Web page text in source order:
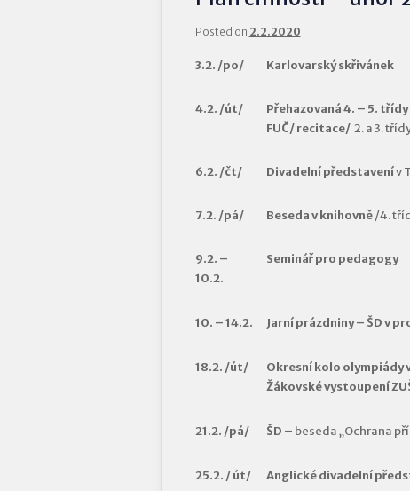
Posted on 2.2.2020
3.2. /po/ Karlovarský skřivánek
4.2. /út/ Přehazovaná 4. – 5. třídy
FUČ/ recitace/2. a 3.
6.2. /čt/ Divadelní představenív
7.2. /pá/ Beseda v knihovně/4.
9.2. –
10.2.
Seminář pro pedagogy
10. – 14.2. Jarní prázdniny – ŠD v
18.2. /út/ Okresní kolo olympiády
Žákovské vystoupení
21.2. /pá/ ŠD – beseda „Ochrana
25.2. / út/ Anglické divadelní